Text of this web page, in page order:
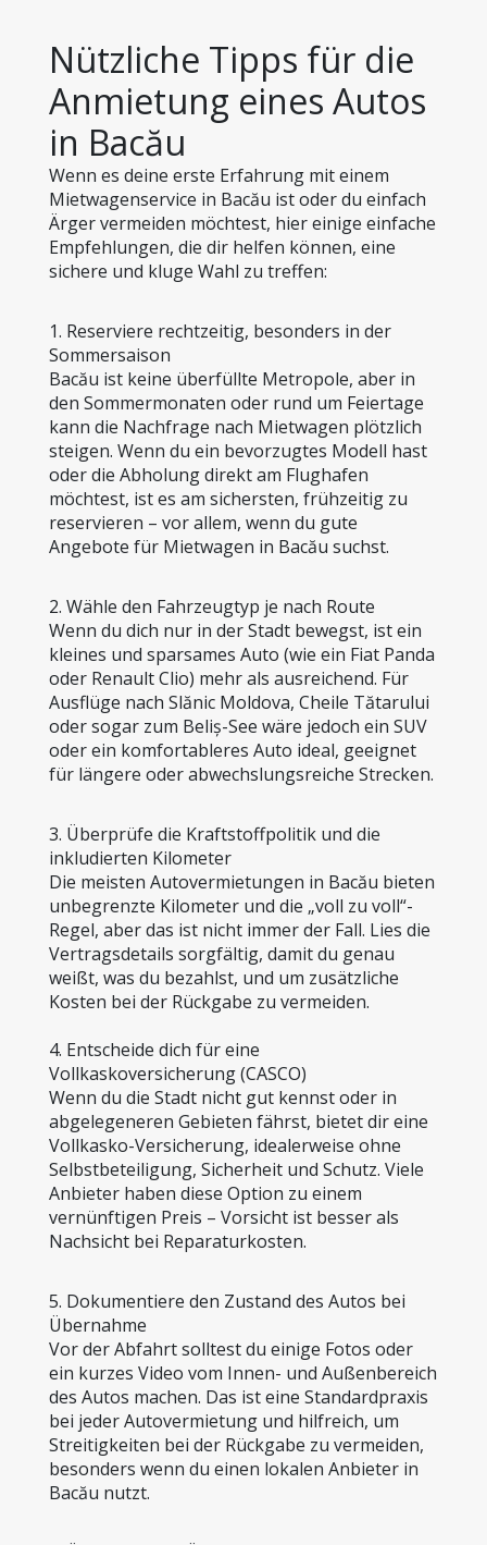
Nützliche Tipps für die
Anmietung eines Autos
in Bacău
Wenn es deine erste Erfahrung mit einem
Mietwagenservice in Bacău ist oder du einfach
Ärger vermeiden möchtest, hier einige einfache
Empfehlungen, die dir helfen können, eine
sichere und kluge Wahl zu treffen:
1. Reserviere rechtzeitig, besonders in der
Sommersaison
Bacău ist keine überfüllte Metropole, aber in
den Sommermonaten oder rund um Feiertage
kann die Nachfrage nach Mietwagen plötzlich
steigen. Wenn du ein bevorzugtes Modell hast
oder die Abholung direkt am Flughafen
möchtest, ist es am sichersten, frühzeitig zu
reservieren – vor allem, wenn du gute
Angebote für Mietwagen in Bacău suchst.
2. Wähle den Fahrzeugtyp je nach Route
Wenn du dich nur in der Stadt bewegst, ist ein
kleines und sparsames Auto (wie ein Fiat Panda
oder Renault Clio) mehr als ausreichend. Für
Ausflüge nach Slănic Moldova, Cheile Tătarului
oder sogar zum Beliș-See wäre jedoch ein SUV
oder ein komfortableres Auto ideal, geeignet
für längere oder abwechslungsreiche Strecken.
3. Überprüfe die Kraftstoffpolitik und die
inkludierten Kilometer
Die meisten Autovermietungen in Bacău bieten
unbegrenzte Kilometer und die „voll zu voll“-
Regel, aber das ist nicht immer der Fall. Lies die
Vertragsdetails sorgfältig, damit du genau
weißt, was du bezahlst, und um zusätzliche
Kosten bei der Rückgabe zu vermeiden.
4. Entscheide dich für eine
Vollkaskoversicherung (CASCO)
Wenn du die Stadt nicht gut kennst oder in
abgelegeneren Gebieten fährst, bietet dir eine
Vollkasko-Versicherung, idealerweise ohne
Selbstbeteiligung, Sicherheit und Schutz. Viele
Anbieter haben diese Option zu einem
vernünftigen Preis – Vorsicht ist besser als
Nachsicht bei Reparaturkosten.
5. Dokumentiere den Zustand des Autos bei
Übernahme
Vor der Abfahrt solltest du einige Fotos oder
ein kurzes Video vom Innen- und Außenbereich
des Autos machen. Das ist eine Standardpraxis
bei jeder Autovermietung und hilfreich, um
Streitigkeiten bei der Rückgabe zu vermeiden,
besonders wenn du einen lokalen Anbieter in
Bacău nutzt.